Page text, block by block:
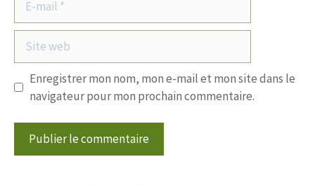
mail
Site
web
Enregistrer mon nom, mon e-mail et mon site dans le
navigateur pour mon prochain commentaire.